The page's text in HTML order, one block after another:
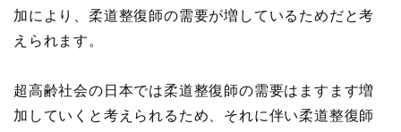
加により、柔道整復師の需要が増しているためだと考
えられます。
超高齢社会の日本では柔道整復師の需要はますます増
加していくと考えられるため、それに伴い柔道整復師